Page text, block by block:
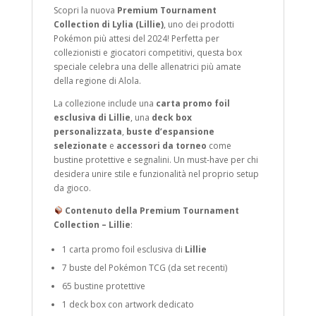
Scopri la nuova Premium Tournament
Collection di Lylia (Lillie), uno dei prodotti
Pokémon più attesi del 2024! Perfetta per
collezionisti e giocatori competitivi, questa box
speciale celebra una delle allenatrici più amate
della regione di Alola.
La collezione include una carta promo foil
esclusiva di Lillie, una deck box
personalizzata, buste d’espansione
selezionate e accessori da torneo come
bustine protettive e segnalini. Un must-have per chi
desidera unire stile e funzionalità nel proprio setup
da gioco.
Contenuto della Premium Tournament
Collection – Lillie:
1 carta promo foil esclusiva di Lillie
7 buste del Pokémon TCG (da set recenti)
65 bustine protettive
1 deck box con artwork dedicato